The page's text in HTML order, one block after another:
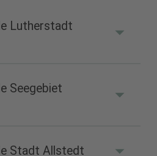
Lutherstadt
Lutherstadt Eisleben
Seegebiet
Stadt Allstedt